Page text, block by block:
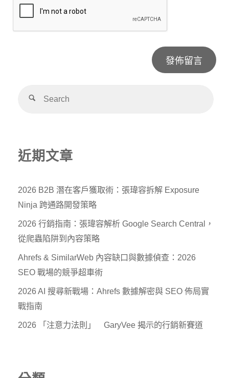
近期文章
2026 B2B 潛在客戶獲取術：張瑋容拆解 Exposure
Ninja 跨通路開發策略
2026 行銷指南：張瑋容解析 Google Search Central，
從爬蟲陷阱到內容策略
Ahrefs & SimilarWeb 內容缺口與數據偵查：2026
SEO 戰場的競爭超車術
2026 AI 搜尋新戰場：Ahrefs 數據解密與 SEO 佈局實
戰指南
2026 「注意力法則」 GaryVee 揭示的行銷新賽道